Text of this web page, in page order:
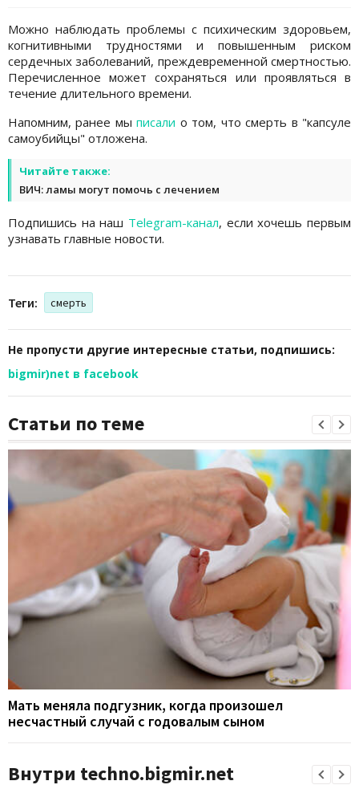
Можно наблюдать проблемы с психическим здоровьем,
когнитивными трудностями и повышенным риском
сердечных заболеваний, преждевременной смертностью.
Перечисленное может сохраняться или проявляться в
течение длительного времени.
Напомним, ранее мыписали о том, что смерть в "капсуле
самоубийцы" отложена.
Читайте также:
ВИЧ: ламы могут помочь с лечением
Подпишись на наш Telegram-канал, если хочешь первым
узнавать главные новости.
Теги: смерть
Не пропусти другие интересные статьи, подпишись:
bigmir)net в facebook
Статьи по теме
Мать меняла подгузник, когда произошел
несчастный случай с годовалым сыном
Внутри techno.bigmir.net